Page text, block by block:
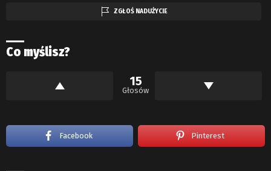
ZGŁOŚ NADUŻYCIE
Co myślisz?
15
Głosów
Facebook Pinterest